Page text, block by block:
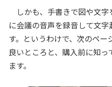
しかも、手書きで図や文
に会議の音声を録音して文
す。というわけで、次のペ
良いところと、購入前に知
ます。